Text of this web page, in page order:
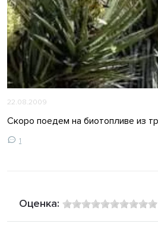
22.08.2009
Скоро поедем на биотопливе из
1
Оценка: